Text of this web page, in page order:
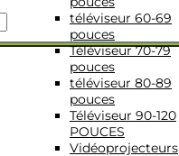
téléviseur 60-69
pouces
Téléviseur 70-79
pouces
téléviseur 80-89
pouces
Téléviseur 90-120
POUCES
Vidéoprojecteurs